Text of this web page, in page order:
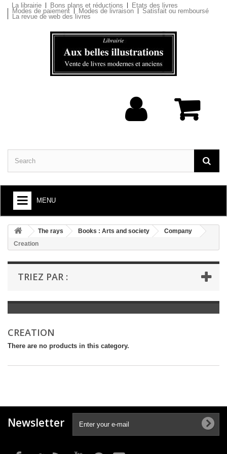
La librairie Bons plans et réductions Etats des livres
Modes de paiement Modes de livraison Satisfait ou remboursé
La revue de web des livres
MENU
+
BOOKS : ARTS AND SOCIETY
+
BOOKS : LITERATURE
+
BOOKS : YOUTH
LIVRES ANCIENS AVANT 1945
The rays Books : Arts and society
Company
Creation
TRIEZ PAR :
CREATION
There are no products in this category.
Newsletter